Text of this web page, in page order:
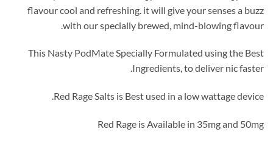
flavour cool and refreshing. it will give your senses a buzz
with our specially brewed, mind-blowing flavour.
This Nasty PodMate Specially Formulated using the Best
Ingredients, to deliver nic faster.
Red Rage Salts is Best used in a low wattage device.
Red Rage is Available in 35mg and 50mg